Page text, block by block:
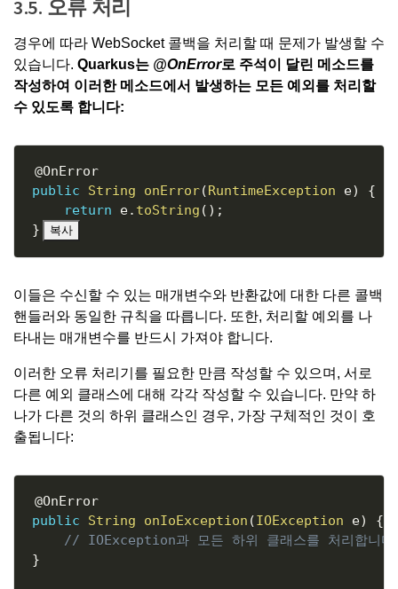
3.5. 오류 처리
경우에 따라 WebSocket 콜백을 처리할 때 문제가 발생할 수
있습니다. Quarkus는 @OnError로 주석이 달린 메소드를
작성하여 이러한 메소드에서 발생하는 모든 예외를 처리할
수 있도록 합니다:
@OnError
public
String onError(RuntimeException e)
{
return e. toString ( ) ;
}
복사
이들은 수신할 수 있는 매개변수와 반환값에 대한 다른 콜백
핸들러와 동일한 규칙을 따릅니다. 또한, 처리할 예외를 나
타내는 매개변수를 반드시 가져야 합니다.
이러한 오류 처리기를 필요한 만큼 작성할 수 있으며, 서로
다른 예외 클래스에 대해 각각 작성할 수 있습니다. 만약 하
나가 다른 것의 하위 클래스인 경우, 가장 구체적인 것이 호
출됩니다:
@OnError
public
String onIoException (IOException e)
{
// IOException과 모든 하위 클래스를 처리합니
}